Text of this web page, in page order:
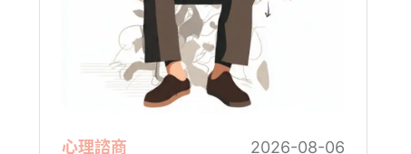
心理諮商 2026-08-06